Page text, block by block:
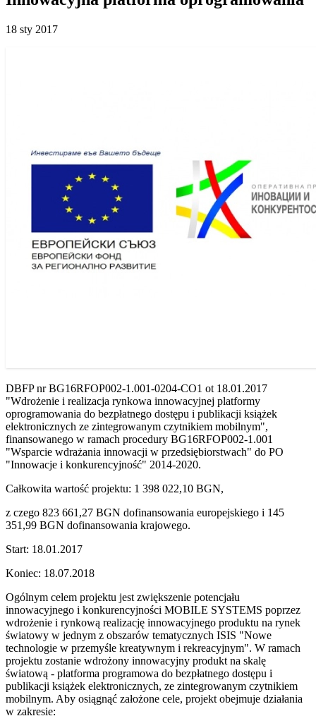
18 sty 2017
DBFP nr BG16RFOP002-1.001-0204-CO1 ot 18.01.2017
"Wdrożenie i realizacja rynkowa innowacyjnej platformy
oprogramowania do bezpłatnego dostępu i publikacji książek
elektronicznych ze zintegrowanym czytnikiem mobilnym",
finansowanego w ramach procedury BG16RFOP002-1.001
"Wsparcie wdrażania innowacji w przedsiębiorstwach" do PO
"Innowacje i konkurencyjność" 2014-2020.
Całkowita wartość projektu: 1 398 022,10 BGN,
z czego 823 661,27 BGN dofinansowania europejskiego i 145
351,99 BGN dofinansowania krajowego.
Start: 18.01.2017
Koniec: 18.07.2018
Ogólnym celem projektu jest zwiększenie potencjału
innowacyjnego i konkurencyjności MOBILE SYSTEMS poprzez
wdrożenie i rynkową realizację innowacyjnego produktu na rynek
światowy w jednym z obszarów tematycznych ISIS "Nowe
technologie w przemyśle kreatywnym i rekreacyjnym". W ramach
projektu zostanie wdrożony innowacyjny produkt na skalę
światową - platforma programowa do bezpłatnego dostępu i
publikacji książek elektronicznych, ze zintegrowanym czytnikiem
mobilnym. Aby osiągnąć założone cele, projekt obejmuje działania
w zakresie: